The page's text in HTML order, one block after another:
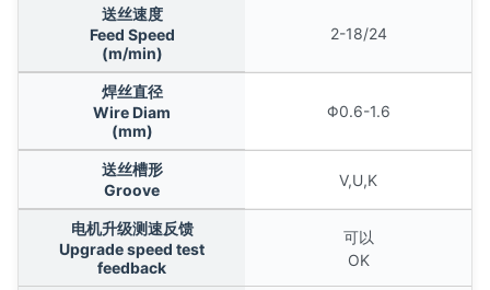
送丝速度
Feed Speed
(m/min)
2-18/24
焊丝直径
Wire Diam
(mm)
Φ0.6-1.6
送丝槽形
Groove
V,U,K
电机升级测速反馈
Upgrade speed test
feedback
可以
OK